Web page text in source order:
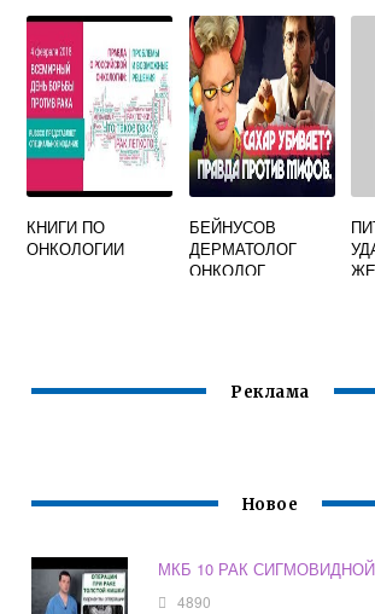
КНИГИ ПО
ОНКОЛОГИИ
БЕЙНУСОВ
ДЕРМАТОЛОГ
ОНКОЛОГ
Реклама
Новое
МКБ 10 РАК
4890